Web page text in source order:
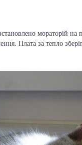
мораторій на
Плата за тепло